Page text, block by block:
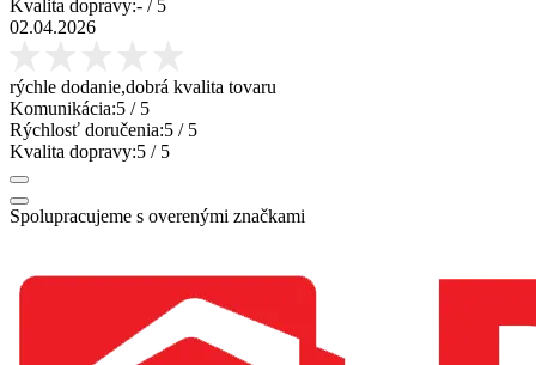
Kvalita dopravy:- / 5
02.04.2026
rýchle dodanie,dobrá kvalita tovaru
Komunikácia:5 / 5
Rýchlosť doručenia:5 / 5
Kvalita dopravy:5 / 5
Spolupracujeme s overenými značkami